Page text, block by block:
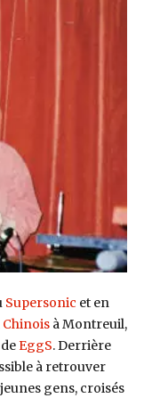
Supersonic et en
Chinoisà Montreuil,
EggS. Derrière
à retrouver
gens, croisés